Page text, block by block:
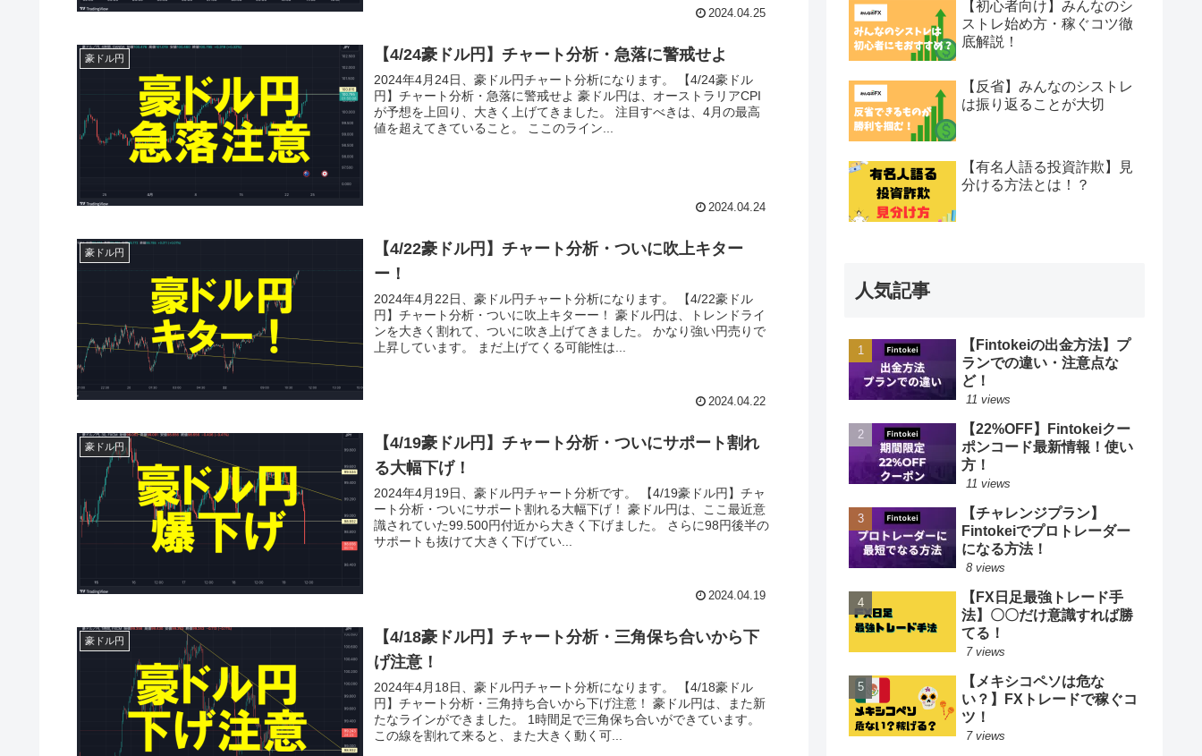
2024.04.25
豪ドル円 【4/24豪ドル円】チャート分析・急落に警戒せよ
2024年4月24日、豪ドル円チャート分析になります。 【4/24豪ドル
円】チャート分析・急落に警戒せよ 豪ドル円は、オーストラリアCPI
が予想を上回り、大きく上げてきました。 注目すべきは、4月の最高
値を超えてきていること。 ここのライン...
2024.04.24
豪ドル円
【4/22豪ドル円】チャート分析・ついに吹上キター
ー！
2024年4月22日、豪ドル円チャート分析になります。 【4/22豪ドル
円】チャート分析・ついに吹上キターー！ 豪ドル円は、トレンドライ
ンを大きく割れて、ついに吹き上げてきました。 かなり強い円売りで
上昇しています。 まだ上げてくる可能性は...
2024.04.22
豪ドル円
【4/19豪ドル円】チャート分析・ついにサポート割れ
る大幅下げ！
2024年4月19日、豪ドル円チャート分析です。 【4/19豪ドル円】チャ
ート分析・ついにサポート割れる大幅下げ！ 豪ドル円は、ここ最近意
識されていた99.500円付近から大きく下げました。 さらに98円後半の
サポートも抜けて大きく下げてい...
2024.04.19
豪ドル円
【4/18豪ドル円】チャート分析・三角保ち合いから下
げ注意！
2024年4月18日、豪ドル円チャート分析になります。 【4/18豪ドル
円】チャート分析・三角持ち合いから下げ注意！ 豪ドル円は、また新
たなラインができました。 1時間足で三角保ち合いができています。
この線を割れて来ると、また大きく動く可...
【初心者向け】みんなのシ
ストレ始め方・稼ぐコツ徹
底解説！
【反省】みんなのシストレ
は振り返ることが大切
【有名人語る投資詐欺】見
分ける方法とは！？
人気記事
【Fintokeiの出金方法】プ
ランでの違い・注意点な
ど！
11 views
【22%OFF】Fintokeiクー
ポンコード最新情報！使い
方！
11 views
【チャレンジプラン】
Fintokeiでプロトレーダー
になる方法！
8 views
【FX日足最強トレード手
法】〇〇だけ意識すれば勝
てる！
7 views
【メキシコペソは危な
い？】FXトレードで稼ぐコ
ツ！
7 views